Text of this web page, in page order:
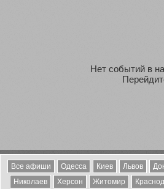
Нет событий в
Все афиши Одесса Киев Львов
Николаев
Херсон Житомир